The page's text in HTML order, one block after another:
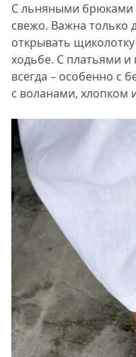
С льняными брюками
свежо. Важна только
открывать
ходьбе. С платьями
всегда – особенно с
с воланами, хлопком